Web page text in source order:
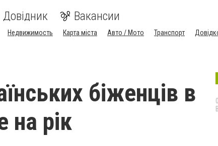
Довідник Вакансии
Недвижимость Карта міста Авто / Мото Транспорт
біженців в
на рік